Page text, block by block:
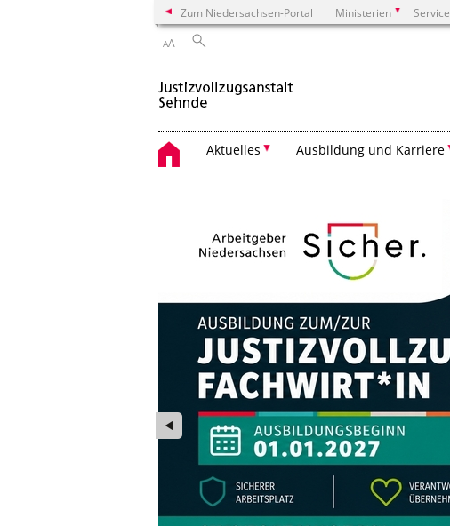
Zum Niedersachsen-Portal Ministerien Service
AA
Aktuelles Ausbildung und Karriere